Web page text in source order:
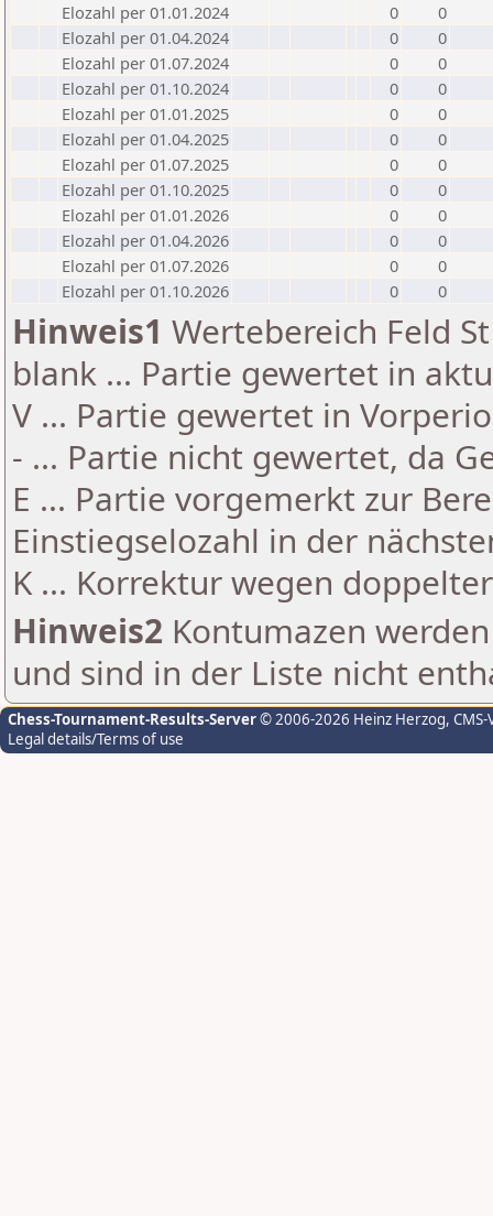
Elozahl per 01.01.2024
0
0
Elozahl per 01.04.2024
0
0
Elozahl per 01.07.2024
0
0
Elozahl per 01.10.2024
0
0
Elozahl per 01.01.2025
0
0
Elozahl per 01.04.2025
0
0
Elozahl per 01.07.2025
0
0
Elozahl per 01.10.2025
0
0
Elozahl per 01.01.2026
0
0
Elozahl per 01.04.2026
0
0
Elozahl per 01.07.2026
0
0
Elozahl per 01.10.2026
0 0
Hinweis1 Wertebereich Feld
blank ... Partie gewertet in
V ... Partie gewertet in
- ... Partie nicht gewertet, da
E ... Partie vorgemerkt zur
Einstiegselozahl in der
K ... Korrektur wegen
Hinweis2 Kontumazen
und sind in der Liste nicht
Chess-Tournament-Results-Server© 2006-2026 Heinz Herzog,
Legal details/Terms of use